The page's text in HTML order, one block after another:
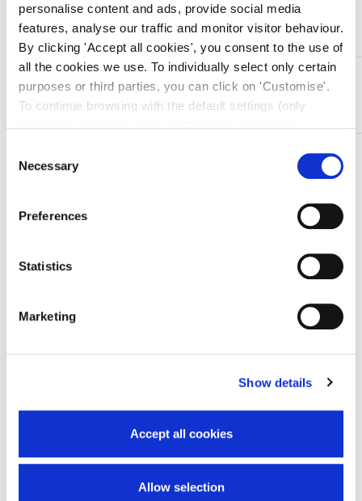
personalise content and ads, provide social media
features, analyse our traffic and monitor visitor behaviour.
By clicking 'Accept all cookies', you consent to the use of
all the cookies we use. To individually select only certain
purposes or third parties, you can click on 'Customise'.
To continue browsing with the default settings (only
Policy. The cookie settings can be updated at any time
Selection
Necessary
Preferences
Statistics
Marketing
Show details
Accept all cookies
Allow selection
Aggiungi al carrello
DESCRIZIONE
Forbici Chirurgiche in Acciaio Inox
TI SERVONO INFORMAZIONI SU QUESTO
PRODOTTO?
Prodotti correlati